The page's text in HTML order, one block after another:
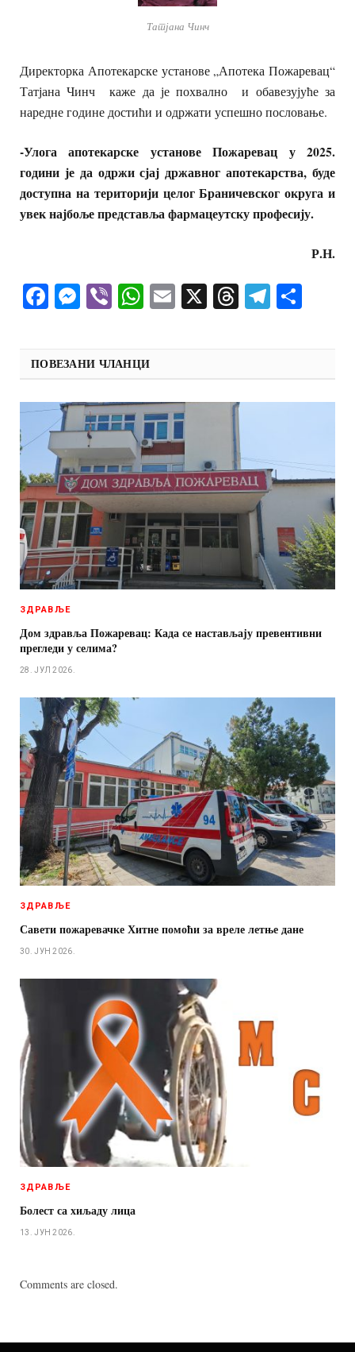
Татјана Чинч
Директорка Апотекарске установе „Апотека Пожаревац“
Татјана Чинч каже да је похвално и обавезујуће за
наредне године достићи и одржати успешно пословање.
-Улога апотекарске установе Пожаревац у 2025.
години је да одржи сјај државног апотекарства, буде
доступна на територији целог Браничевског округа и
увек најбоље представља фармацеутску професију.
Р.Н.
Facebook
Messenger
ViberWhatsApp
Email
X Threads
ПОВЕЗАНИ ЧЛАНЦИ
ЗДРАВЉЕ
Дом здравља Пожаревац: Када се настављају превентивни
прегледи у селима?
28. ЈУЛ 2026.
ЗДРАВЉЕ
Савети пожаревачке Хитне помоћи за вреле летње дане
30. ЈУН 2026.
ЗДРАВЉЕ
Болест са хиљаду лица
13. ЈУН 2026.
Comments are closed.